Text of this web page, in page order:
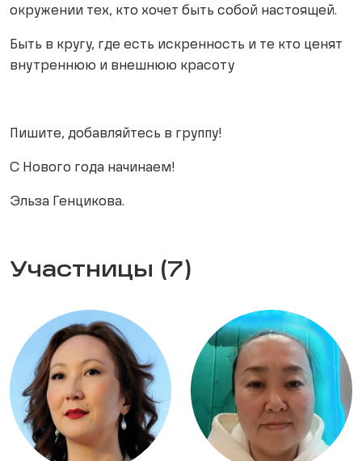
окружении тех, кто хочет быть собой настоящей.
Быть в кругу, где есть искренность и те кто ценят
внутреннюю и внешнюю красоту
Пишите, добавляйтесь в группу!
С Нового года начинаем!
Эльза Генцикова.
Участницы (7)